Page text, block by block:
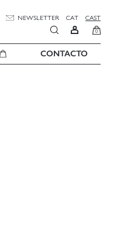
NEWSLETTER CAT CAST
0
CONTACTO